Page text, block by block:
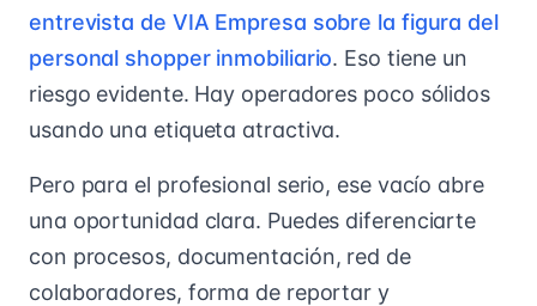
entrevista de VIA Empresa sobre la figura del
personal shopper inmobiliario. Eso tiene un
riesgo evidente. Hay operadores poco sólidos
usando una etiqueta atractiva.
Pero para el profesional serio, ese vacío abre
una oportunidad clara. Puedes diferenciarte
con procesos, documentación, red de
colaboradores, forma de reportar y